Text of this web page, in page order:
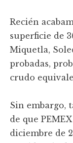
Recién
superficie de
Miquetla,
probadas,
crudo
Sin embargo,
de que
diciembre de